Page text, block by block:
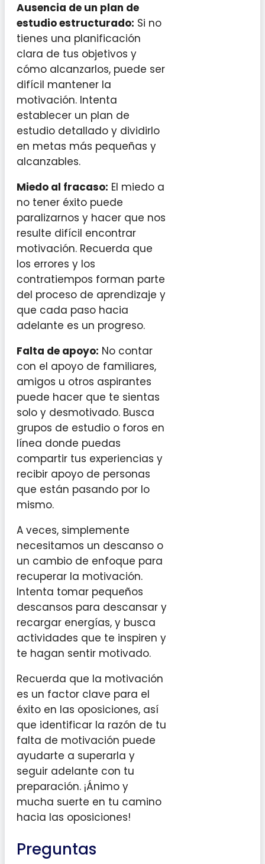
Ausencia de un plan de
estudio estructurado: Si no
tienes una planificación
clara de tus objetivos y
cómo alcanzarlos, puede ser
difícil mantener la
motivación. Intenta
establecer un plan de
estudio detallado y dividirlo
en metas más pequeñas y
alcanzables.
Miedo al fracaso: El miedo a
no tener éxito puede
paralizarnos y hacer que nos
resulte difícil encontrar
motivación. Recuerda que
los errores y los
contratiempos forman parte
del proceso de aprendizaje y
que cada paso hacia
adelante es un progreso.
Falta de apoyo: No contar
con el apoyo de familiares,
amigos u otros aspirantes
puede hacer que te sientas
solo y desmotivado. Busca
grupos de estudio o foros en
línea donde puedas
compartir tus experiencias y
recibir apoyo de personas
que están pasando por lo
mismo.
A veces, simplemente
necesitamos un descanso o
un cambio de enfoque para
recuperar la motivación.
Intenta tomar pequeños
descansos para descansar y
recargar energías, y busca
actividades que te inspiren y
te hagan sentir motivado.
Recuerda que la motivación
es un factor clave para el
éxito en las oposiciones, así
que identificar la razón de tu
falta de motivación puede
ayudarte a superarla y
seguir adelante con tu
preparación. ¡Ánimo y
mucha suerte en tu camino
hacia las oposiciones!
Preguntas